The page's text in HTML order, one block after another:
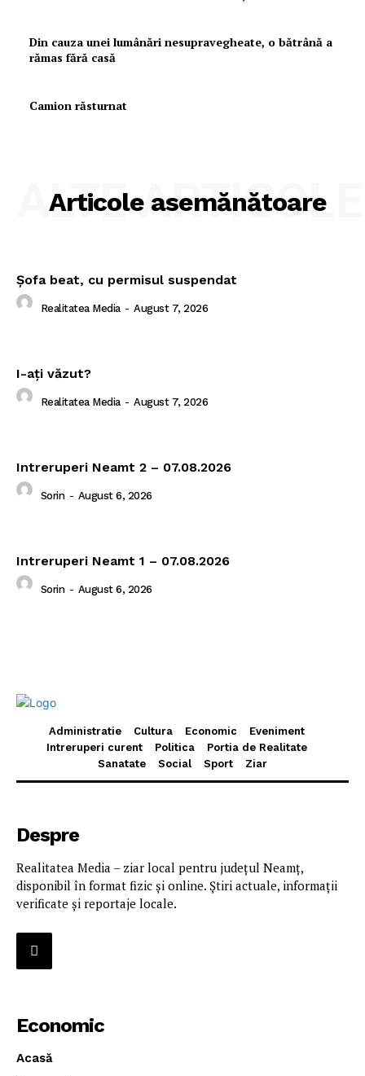
Din cauza unei lumânări nesupravegheate, o bătrână a
rămas fără casă
Camion răsturnat
Articole asemănătoare
ALTE ARTICOLE
Şofa beat, cu permisul suspendat
Realitatea Media - August 7, 2026
I-aţi văzut?
Realitatea Media - August 7, 2026
Intreruperi Neamt 2 – 07.08.2026
Sorin - August 6, 2026
Intreruperi Neamt 1 – 07.08.2026
Sorin - August 6, 2026
Administratie Cultura Economic
Eveniment
Intreruperi curent
Politica
Portia de Realitate
Sanatate
Social Sport Ziar
Despre
Realitatea Media – ziar local pentru județul Neamț,
disponibil în format fizic și online. Știri actuale, informații
verificate și reportaje locale.
Economic
Acasă